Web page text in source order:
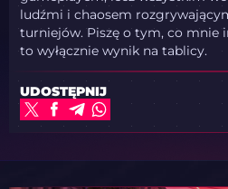
ludźmi i chaosem
turniejów. Piszę o tym, co mnie
to wyłącznie wynik na tablicy.
UDOSTĘPNIJ